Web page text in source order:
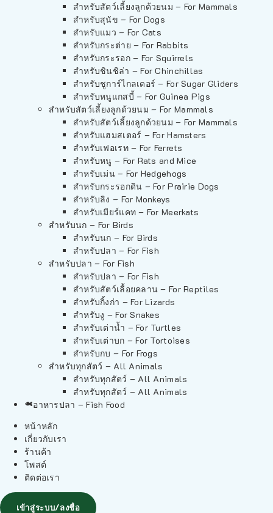
สำหรับสัตว์เลี้ยงลูกด้วยนม – For Mammals
สำหรับสุนัข – For Dogs
สำหรับแมว – For Cats
สำหรับกระต่าย – For Rabbits
สำหรับกระรอก – For Squirrels
สำหรับชินชิล่า – For Chinchillas
สำหรับชูการ์ไกลเดอร์ – For Sugar Gliders
สำหรับหนูแกสบี้ – For Guinea Pigs
สำหรับสัตว์เลี้ยงลูกด้วยนม – For Mammals
สำหรับสัตว์เลี้ยงลูกด้วยนม – For Mammals
สำหรับแฮมสเตอร์ – For Hamsters
สำหรับเฟอเรท – For Ferrets
สำหรับหนู – For Rats and Mice
สำหรับเม่น – For Hedgehogs
สำหรับกระรอกดิน – For Prairie Dogs
สำหรับลิง – For Monkeys
สำหรับเมียร์แคท – For Meerkats
สำหรับนก – For Birds
สำหรับนก – For Birds
สำหรับปลา – For Fish
สำหรับปลา – For Fish
สำหรับปลา – For Fish
สำหรับสัตว์เลื้อยคลาน – For Reptiles
สำหรับกิ้งก่า – For Lizards
สำหรับงู – For Snakes
สำหรับเต่าน้ำ – For Turtles
สำหรับเต่าบก – For Tortoises
สำหรับกบ – For Frogs
สำหรับทุกสัตว์ – All Animals
สำหรับทุกสัตว์ – All Animals
สำหรับทุกสัตว์ – All Animals
อาหารปลา – Fish Food
หน้าหลัก
เกี่ยวกับเรา
ร้านค้า
โพสต์
ติดต่อเรา
เข้าสู่ระบบ/ลงชื่อ